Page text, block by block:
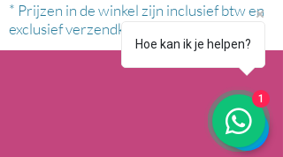
* Prijzen in de winkel zijn inclusief btw en
exclusief verzendkosten.
Hoe kan ik je helpen?
1